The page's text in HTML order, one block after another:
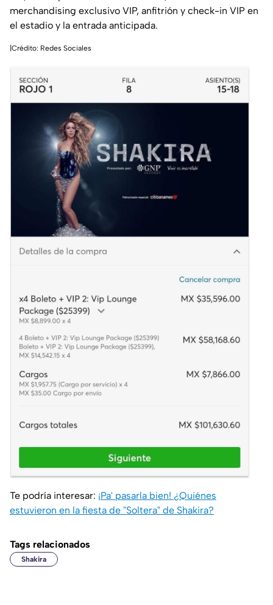
merchandising exclusivo VIP, anfitrión y check-in VIP en
el estadio y la entrada anticipada.
|Crédito: Redes Sociales
Te podría interesar: ¡Pa' pasarla bien! ¿Quiénes
estuvieron en la fiesta de "Soltera" de Shakira?
Tags relacionados
Shakira